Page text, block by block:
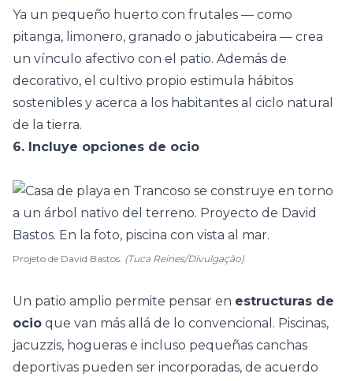
Ya un pequeño huerto con frutales — como
pitanga, limonero, granado o jabuticabeira — crea
un vínculo afectivo con el patio. Además de
decorativo, el cultivo propio estimula hábitos
sostenibles y acerca a los habitantes al ciclo natural
de la tierra.
6. Incluye opciones de ocio
Projeto de David Bastos. (Tuca Reines/Divulgação)
Un patio amplio permite pensar en estructuras de
ocio que van más allá de lo convencional. Piscinas,
jacuzzis, hogueras e incluso pequeñas canchas
deportivas pueden ser incorporadas, de acuerdo